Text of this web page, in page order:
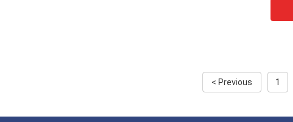
< Previous 1